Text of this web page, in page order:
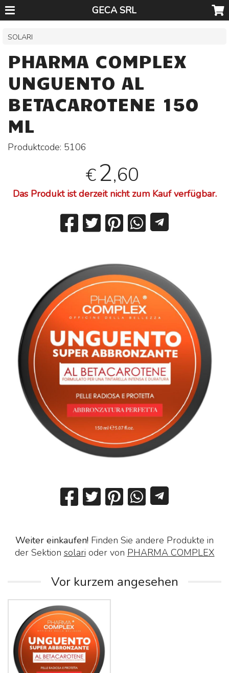
GECA SRL
SOLARI
PHARMA COMPLEX
UNGUENTO AL
BETACAROTENE 150
ML
Produktcode: 5106
€2,60
Das Produkt ist derzeit nicht zum Kauf verfügbar.
Weiter einkaufen! Finden Sie andere Produkte in
der Sektion solari oder von PHARMA COMPLEX
Vor kurzem angesehen